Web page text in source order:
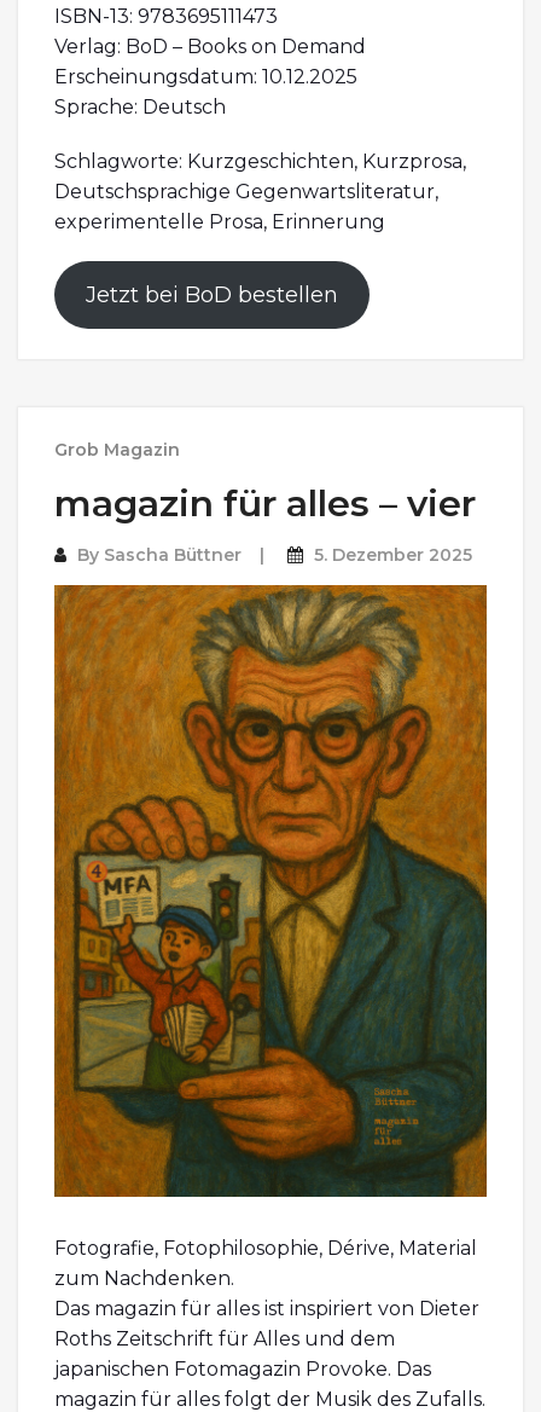
ISBN-13: 9783695111473
Verlag: BoD – Books on Demand
Erscheinungsdatum: 10.12.2025
Sprache: Deutsch
Schlagworte: Kurzgeschichten, Kurzprosa,
Deutschsprachige Gegenwartsliteratur,
experimentelle Prosa, Erinnerung
Jetzt bei BoD bestellen
Grob Magazin
magazin für alles – vier
By Sascha Büttner 5. Dezember 2025
Fotografie, Fotophilosophie, Dérive, Material
zum Nachdenken.
Das magazin für alles ist inspiriert von Dieter
Roths Zeitschrift für Alles und dem
japanischen Fotomagazin Provoke. Das
magazin für alles folgt der Musik des Zufalls.